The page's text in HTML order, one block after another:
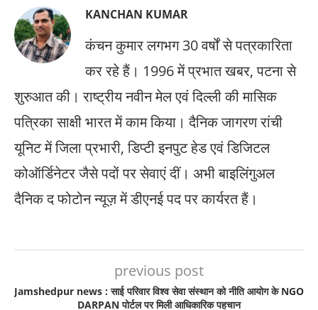
KANCHAN KUMAR
कंचन कुमार लगभग 30 वर्षों से पत्रकारिता
कर रहे हैं। 1996 में प्रभात खबर, पटना से
शुरुआत की। राष्ट्रीय नवीन मेल एवं दिल्ली की मासिक
पत्रिका साक्षी भारत में काम किया। दैनिक जागरण रांची
यूनिट में जिला प्रभारी, डिप्टी इनपुट हेड एवं डिजिटल
कोऑर्डिनेटर जैसे पदों पर सेवाएं दीं। अभी बाइलिंगुअल
दैनिक द फोटोन न्यूज़ में डीएनई पद पर कार्यरत हैं।
previous post
Jamshedpur news : साई परिवार विश्व सेवा संस्थान को नीति आयोग के NGO
DARPAN पोर्टल पर मिली आधिकारिक पहचान